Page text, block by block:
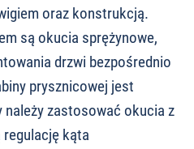
oraz konstrukcją.
są okucia sprężynowe,
drzwi bezpośrednio
prysznicowej jest
należy zastosować okucia z
kąta